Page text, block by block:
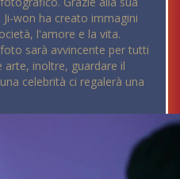
won ha creato immagini
l'amore e la vita.
sarà avvincente per tutti
arte, inoltre, guardare il
celebrità ci regalerà una